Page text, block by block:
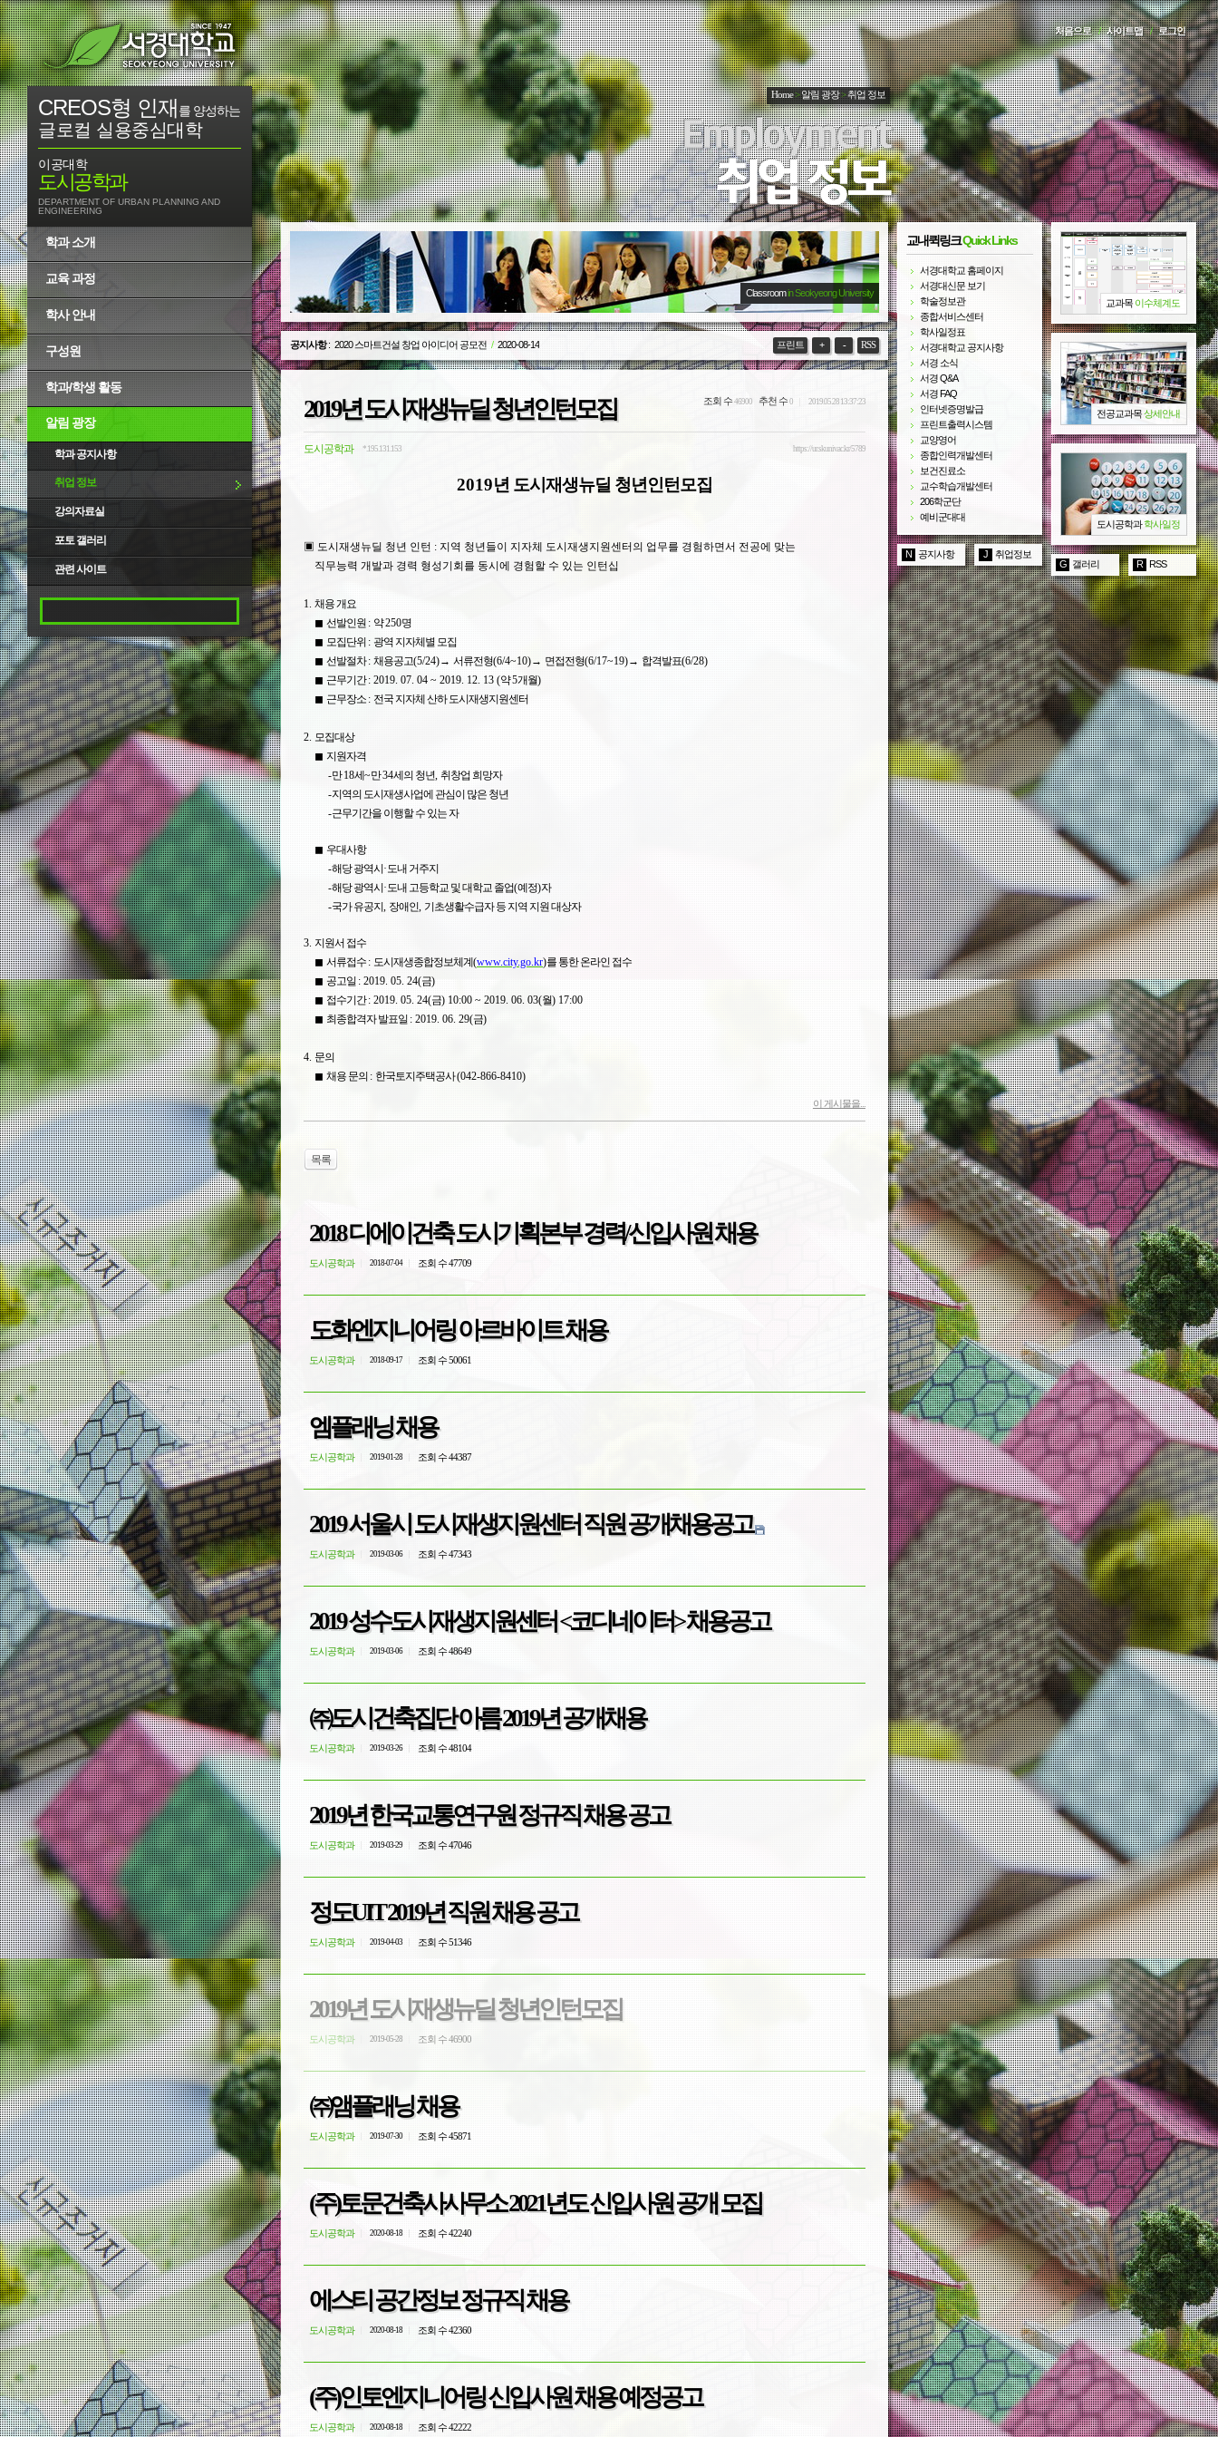
처음으로 / 사이트맵 / 로그인
CREOS형 인재 를 양성하는
글로컬 실용중심대학
이공대학
도시공학과
DEPARTMENT OF URBAN PLANNING AND
ENGINEERING
학과 소개
교육 과정
학사 안내
구성원
학과/학생 활동
알림 광장
학과 공지사항
취업 정보
강의자료실
포토 갤러리
관련 사이트
Home >알림 광장>취업 정보
Classroomin Seokyeong University
공지사항: 2020 스마트건설 창업 아이디어 공모전 / 2020-08-14 RSS
-
+
프린트
2019년 도시재생뉴딜 청년인턴모집 조회 수46900 추천 수0 2019.05.28 13:37:23
도시공학과 *.195.131.153 https://ur.skuniv.ac.kr/5789
2019년 도시재생뉴딜 청년인턴모집
▣ 도시재생뉴딜 청년 인턴 : 지역 청년들이 지자체 도시재생지원센터의 업무를 경험하면서 전공에 맞는
직무능력 개발과 경력 형성기회를 동시에 경험할 수 있는 인턴십
1. 채용 개요
◼ 선발인원 : 약250명
◼ 모집단위 : 광역 지자체별 모집
◼ 선발절차: 채용공고(5/24)→ 서류전형(6/4~10)→ 면접전형(6/17~19)→ 합격발표(6/28)
◼ 근무기간: 2019. 07. 04 ~ 2019. 12. 13 (약5개월)
◼ 근무장소 : 전국 지자체 산하 도시재생지원센터
2. 모집대상
◼ 지원자격
-만18세 ~만34세의 청년, 취창업 희망자
-지역의 도시재생사업에 관심이 많은 청년
-근무기간을 이행할 수 있는 자
◼ 우대사항
-해당 광역시 ·도내 거주지
-해당 광역시 ·도내 고등학교 및 대학교 졸업(예정)자
-국가 유공지 , 장애인, 기초생활수급자 등 지역 지원 대상자
3. 지원서 접수
◼ 서류접수 : 도시재생종합정보체계 (www.city.go.kr)를 통한 온라인 접수
◼ 공고일 : 2019. 05. 24(금)
◼ 접수기간: 2019. 05. 24(금) 10:00 ~ 2019. 06. 03(월) 17:00
◼ 최종합격자 발표일 : 2019. 06. 29(금)
4. 문의
◼ 채용 문의 : 한국토지주택공사(042-866-8410)
이 게시물을...
목록
2018 디에이건축 도시기획본부 경력/신입사원 채용
도시공학과 2018-07-04 조회 수 47709
도화엔지니어링 아르바이트 채용
도시공학과 2018-09-17 조회 수 50061
엠플래닝 채용
도시공학과 2019-01-28 조회 수 44387
2019 서울시 도시재생지원센터 직원 공개채용공고
도시공학과 2019-03-06 조회 수 47343
2019 성수도시재생지원센터 <코디네이터> 채용공고
도시공학과 2019-03-06 조회 수 48649
㈜도시건축집단 아름 2019년 공개채용
도시공학과 2019-03-26 조회 수 48104
2019년 한국교통연구원 정규직 채용 공고
도시공학과 2019-03-29 조회 수 47046
정도UIT 2019년 직원 채용 공고
도시공학과 2019-04-03 조회 수 51346
2019년 도시재생뉴딜 청년인턴모집
도시공학과 2019-05-28 조회 수 46900
㈜앰플래닝 채용
도시공학과 2019-07-30 조회 수 45871
(주)토문건축사사무소 2021년도 신입사원 공개 모집
도시공학과 2020-08-18 조회 수 42240
에스티 공간정보 정규직 채용
도시공학과 2020-08-18 조회 수 42360
(주)인토엔지니어링 신입사원 채용 예정공고
도시공학과 2020-08-18 조회 수 42222
교내퀵링크Quick Links
서경대학교 홈페이지
서경대신문 보기
학술정보관
종합서비스센터
학사일정표
서경대학교 공지사항
서경 소식
서경 Q&A
서경 FAQ
인터넷증명발급
프린트출력시스템
교양영어
종합인력개발센터
보건진료소
교수학습개발센터
206학군단
예비군대대
교과목 이수체계도
전공교과목상세안내
도시공학과학사일정
N 공지사항 J
취업정보
G
갤러리 R RSS